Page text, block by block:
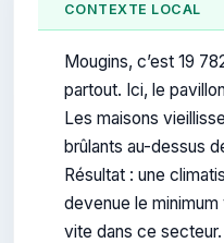
CONTEXTE LOCAL
Mougins, c’est 19
partout. Ici, le
Les maisons
brûlants au-dessus
Résultat : une
devenue le
vite dans ce